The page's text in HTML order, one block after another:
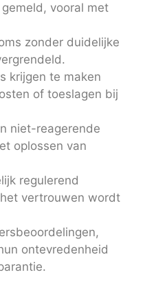
vooral met
zonder duidelijke
krijgen te maken
of toeslagen bij
niet-reagerende
oplossen van
regulerend
vertrouwen wordt
ontevredenheid